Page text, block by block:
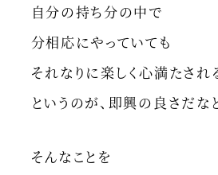
自分の持ち分の中で
分相応にやっていても
それなりに楽しく心満たされ
というのが、即興の良さだな
そんなことを